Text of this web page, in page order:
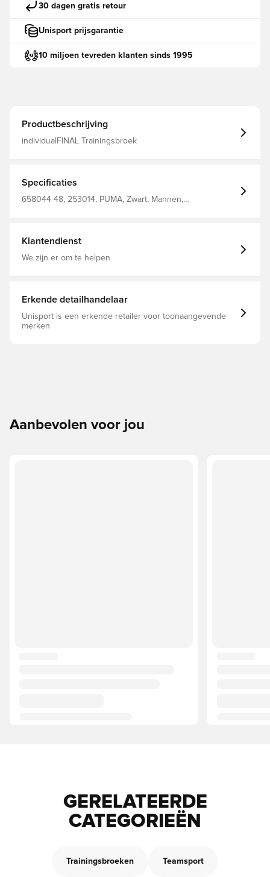
30 dagen gratis retour
Unisport prijsgarantie
10 miljoen tevreden klanten sinds 1995
Productbeschrijving
individualFINAL Trainingsbroek
Specificaties
658044 48, 253014, PUMA, Zwart, Mannen,
Klantendienst
We zijn er om te helpen
Erkende detailhandelaar
Unisport is een erkende retailer voor toonaangevende
merken
Aanbevolen voor jou
GERELATEERDE
CATEGORIEËN
Trainingsbroeken Teamsport